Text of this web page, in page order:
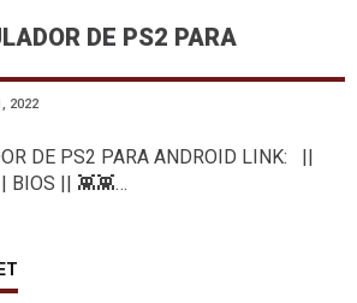
DE PS2 PARA
2022
DE PS2 PARA ANDROID LINK: ||
BIOS || 👾👾…